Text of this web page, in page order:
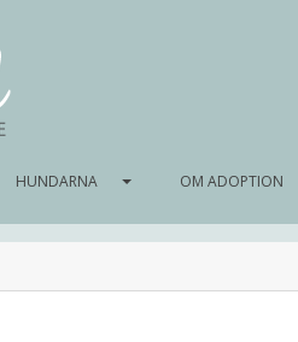
HUNDARNA OM ADOPTION